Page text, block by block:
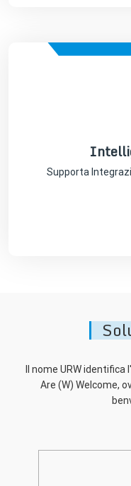
Supporta
Il nome URW
Are (W) Welcome,